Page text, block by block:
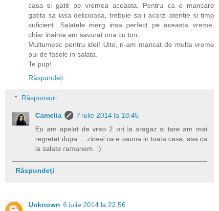
casa si gatit pe vremea aceasta. Pentru ca o mancare
gatita sa iasa delicioasa, trebuie sa-i acorzi atentie si timp
suficient. Salatele merg insa perfect pe aceasta vreme,
chiar inainte am savurat una cu ton.
Multumesc pentru idei! Uite, n-am mancat de multa vreme
pui de fasole in salata.
Te pup!
Răspundeți
Răspunsuri
Camelia
7 iulie 2014 la 18:45
Eu am apelat de vreo 2 ori la aragaz si tare am mai
regretat dupa ... ziceai ca e sauna in toata casa, asa ca
la salate ramanem. :)
Răspundeți
Unknown 6 iulie 2014 la 22:56